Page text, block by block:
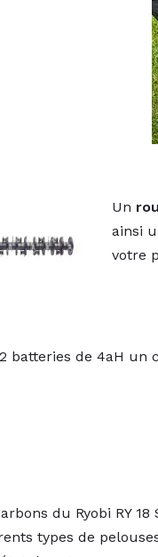
Un
ainsi
votre
batteries de 4aH un
du Ryobi RY
types de